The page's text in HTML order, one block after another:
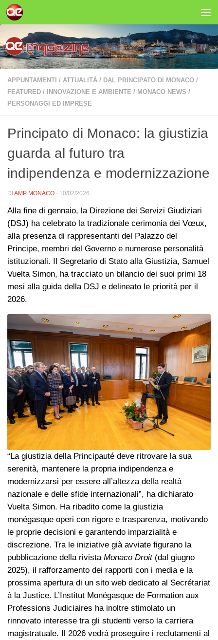
Salta al contenuto
APPUNTAMENTI / ATTUALITÀ / DAL PRINCIPATO DI MONACO /
FEATURED / INNOVAZIONE E AMBIENTE / MONACO NEWS /
PERSONAGGI ED IMPRESE
Principato di Monaco: la giustizia
guarda al futuro tra
indipendenza e modernizzazione
DI AMP MONACO · 10/02/2026
Alla fine di gennaio, la Direzione dei Servizi Giudiziari
(DSJ) ha celebrato la tradizionale cerimonia dei Vœux,
alla presenza di rappresentanti del Palazzo del
Principe, membri del Governo e numerose personalità
istituzionali. Il Segretario di Stato alla Giustizia, Samuel
Vuelta Simon, ha tracciato un bilancio dei suoi primi 18
mesi alla guida della DSJ e delineato le priorità per il
2026.
“La giustizia della Principauté deve ritrovare la sua
serenità, mantenere la propria indipendenza e
modernizzarsi per essere all’altezza della realtà
nazionale e delle sfide internazionali”, ha dichiarato
Vuelta Simon. Ha ribadito come la giustizia
monégasque operi con rigore e trasparenza, motivando
le proprie decisioni e garantendo imparzialità e
discrezione. Tra le iniziative già avviate figurano la
pubblicazione della rivista Monaco Droit(dal giugno
2025), il rafforzamento dei rapporti con i media e la
prossima apertura di un sito web dedicato al Secrétariat
à la Justice. L’Institut Monégasque de Formation aux
Professions Judiciaires ha inoltre stimolato un
rinnovato interesse tra gli studenti verso la carriera
magistratuale. Il 2026 vedrà proseguire i reclutamenti al